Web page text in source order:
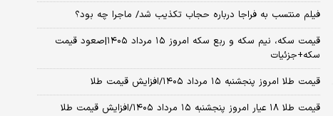
فیلم منتسب به فراجا درباره حجاب تکذیب شد/ ماجرا چه بود؟
قیمت سکه، نیم سکه و ربع سکه امروز ۱۵ مرداد ۱۴۰۵|صعود قیمت
سکه+جزئیات
قیمت طلا امروز پنجشنبه ۱۵ مرداد ۱۴۰۵/افزایش قیمت طلا
قیمت طلا ۱۸ عیار امروز پنجشنبه ۱۵ مرداد ۱۴۰۵/افزایش قیمت طلا